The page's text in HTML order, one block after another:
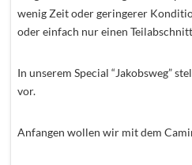
wenig Zeit oder geringerer
oder einfach nur einen
In unserem Special “Jakobsweg”
vor.
Anfangen wollen wir mit dem